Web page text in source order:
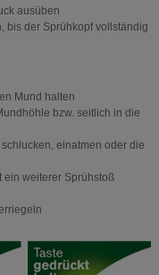
ausüben
der Sprühkopf vollständig
Mund halten
bzw. seitlich in die
einatmen oder die
weiterer Sprühstoß